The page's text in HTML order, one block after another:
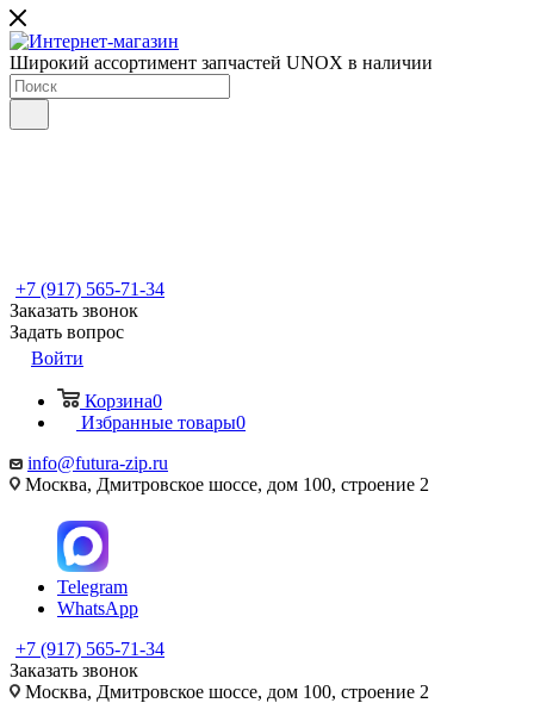
Широкий ассортимент запчастей UNOX в наличии
+7 (917) 565-71-34
Заказать звонок
Задать вопрос
Войти
Корзина0
Избранные товары0
info@futura-zip.ru
Москва, Дмитровское шоссе, дом 100, строение 2
Telegram
WhatsApp
+7 (917) 565-71-34
Заказать звонок
Москва, Дмитровское шоссе, дом 100, строение 2